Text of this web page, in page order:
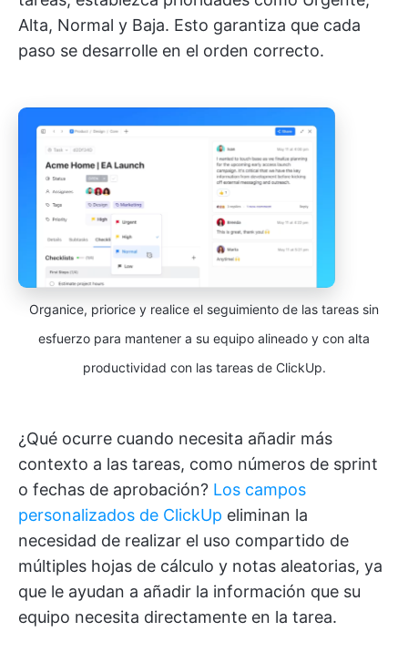
Alta, Normal y Baja. Esto garantiza que cada
paso se desarrolle en el orden correcto.
Organice, priorice y realice el seguimiento de las tareas sin
esfuerzo para mantener a su equipo alineado y con alta
productividad con las tareas de ClickUp.
¿Qué ocurre cuando necesita añadir más
contexto a las tareas, como números de sprint
o fechas de aprobación? Los campos
personalizados de ClickUp eliminan la
necesidad de realizar el uso compartido de
múltiples hojas de cálculo y notas aleatorias, ya
que le ayudan a añadir la información que su
equipo necesita directamente en la tarea.